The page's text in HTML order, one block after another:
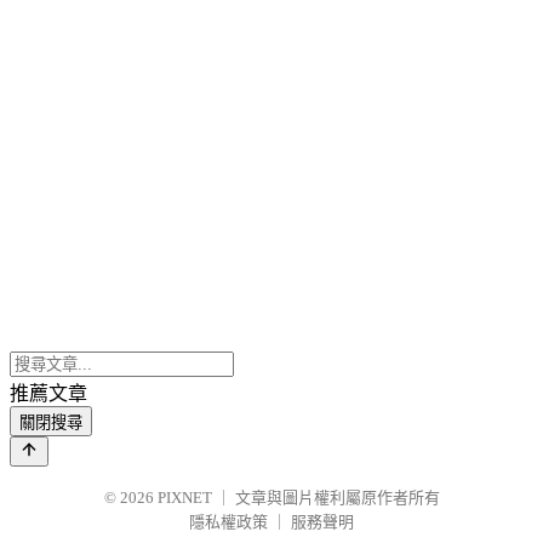
推薦文章
關閉搜尋
© 2026 PIXNET
文章與圖片權利屬原作者所有
隱私權政策
服務聲明